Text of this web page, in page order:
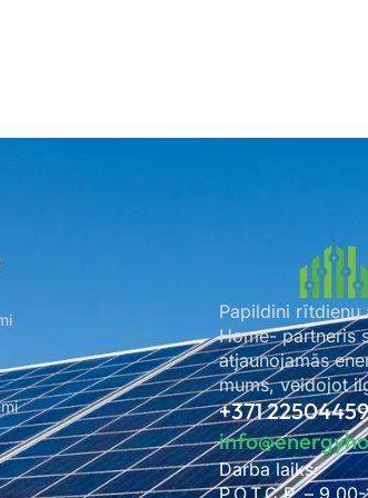
Papildini rītdienu
Home- partneris
atjaunojamās
mums, veidojot
+371 22504459
Darba laiks:
P.O.T.C.P. –